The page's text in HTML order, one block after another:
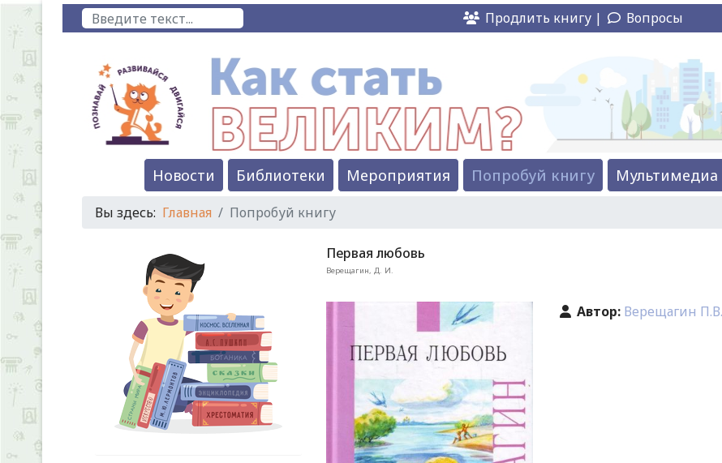
Поиск Продлить книгу | Вопросы
Новости Библиотеки Мероприятия Попробуй книгу Мультимедиа
Вы здесь: Главная Попробуй книгу
Первая любовь
Верещагин, Д. И.
Автор: Верещагин П.В.